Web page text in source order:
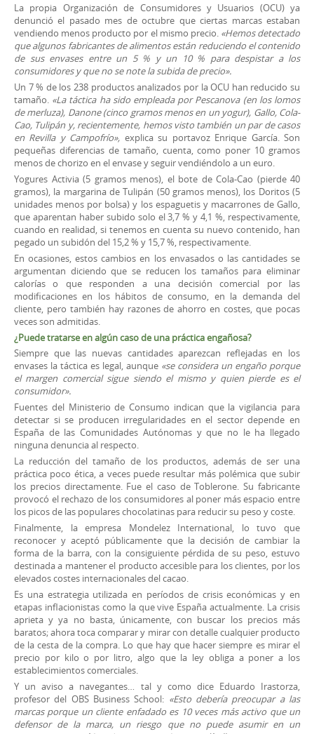
La propia Organización de Consumidores y Usuarios (OCU) ya
denunció el pasado mes de octubre que ciertas marcas estaban
vendiendo menos producto por el mismo precio. «Hemos detectado
que algunos fabricantes de alimentos están reduciendo el contenido
de sus envases entre un 5 % y un 10 % para despistar a los
consumidores y que no se note la subida de precio».
Un 7 % de los 238 productos analizados por la OCU han reducido su
tamaño. «La táctica ha sido empleada por Pescanova (en los lomos
de merluza), Danone (cinco gramos menos en un yogur), Gallo, Cola-
Cao, Tulipán y, recientemente, hemos visto también un par de casos
en Revilla y Campofrío», explica su portavoz Enrique García. Son
pequeñas diferencias de tamaño, cuenta, como poner 10 gramos
menos de chorizo en el envase y seguir vendiéndolo a un euro.
Yogures Activia (5 gramos menos), el bote de Cola-Cao (pierde 40
gramos), la margarina de Tulipán (50 gramos menos), los Doritos (5
unidades menos por bolsa) y los espaguetis y macarrones de Gallo,
que aparentan haber subido solo el 3,7 % y 4,1 %, respectivamente,
cuando en realidad, si tenemos en cuenta su nuevo contenido, han
pegado un subidón del 15,2 % y 15,7 %, respectivamente.
En ocasiones, estos cambios en los envasados o las cantidades se
argumentan diciendo que se reducen los tamaños para eliminar
calorías o que responden a una decisión comercial por las
modificaciones en los hábitos de consumo, en la demanda del
cliente, pero también hay razones de ahorro en costes, que pocas
veces son admitidas.
¿Puede tratarse en algún caso de una práctica engañosa?
Siempre que las nuevas cantidades aparezcan reflejadas en los
envases la táctica es legal, aunque «se considera un engaño porque
el margen comercial sigue siendo el mismo y quien pierde es el
consumidor».
Fuentes del Ministerio de Consumo indican que la vigilancia para
detectar si se producen irregularidades en el sector depende en
España de las Comunidades Autónomas y que no le ha llegado
ninguna denuncia al respecto.
La reducción del tamaño de los productos, además de ser una
práctica poco ética, a veces puede resultar más polémica que subir
los precios directamente. Fue el caso de Toblerone. Su fabricante
provocó el rechazo de los consumidores al poner más espacio entre
los picos de las populares chocolatinas para reducir su peso y coste.
Finalmente, la empresa Mondelez International, lo tuvo que
reconocer y aceptó públicamente que la decisión de cambiar la
forma de la barra, con la consiguiente pérdida de su peso, estuvo
destinada a mantener el producto accesible para los clientes, por los
elevados costes internacionales del cacao.
Es una estrategia utilizada en períodos de crisis económicas y en
etapas inflacionistas como la que vive España actualmente. La crisis
aprieta y ya no basta, únicamente, con buscar los precios más
baratos; ahora toca comparar y mirar con detalle cualquier producto
de la cesta de la compra. Lo que hay que hacer siempre es mirar el
precio por kilo o por litro, algo que la ley obliga a poner a los
establecimientos comerciales.
Y un aviso a navegantes… tal y como dice Eduardo Irastorza,
profesor del OBS Business School: «Esto debería preocupar a las
marcas porque un cliente enfadado es 10 veces más activo que un
defensor de la marca, un riesgo que no puede asumir en un